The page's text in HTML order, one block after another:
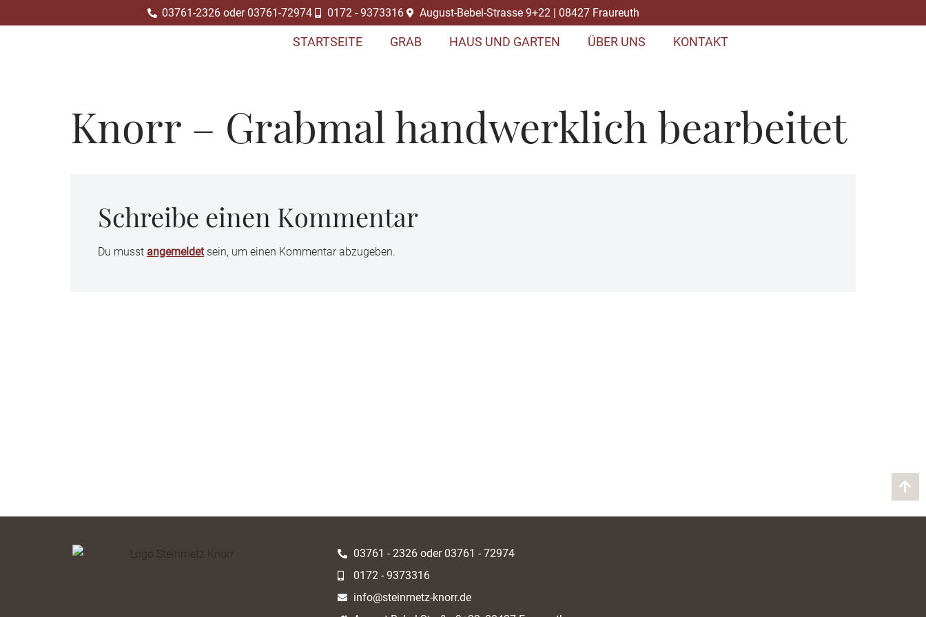
03761-2326 oder 03761-72974 0172 - 9373316 August-Bebel-Strasse 9+22 | 08427 Fraureuth
STARTSEITE GRAB HAUS UND GARTEN ÜBER UNS KONTAKT
Knorr – Grabmal handwerklich bearbeitet
Schreibe einen Kommentar
Du musst angemeldetsein, um einen Kommentar abzugeben.
03761 - 2326 oder 03761 - 72974
0172 - 9373316
info@steinmetz-knorr.de